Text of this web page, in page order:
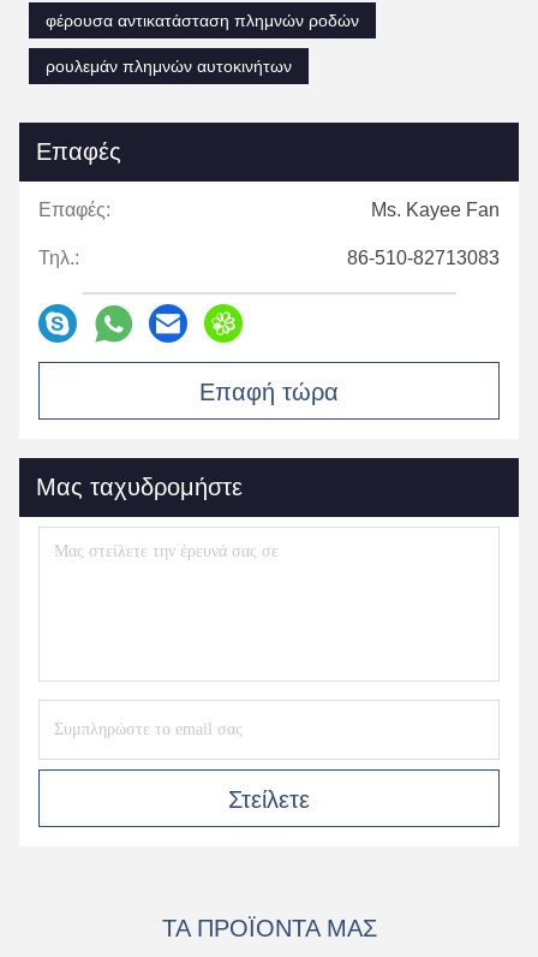
φέρουσα αντικατάσταση πλημνών ροδών
ρουλεμάν πλημνών αυτοκινήτων
Επαφές
Επαφές: Ms. Kayee Fan
Τηλ.: 86-510-82713083
Επαφή τώρα
Μας ταχυδρομήστε
Στείλετε
ΤΑ ΠΡΟΪΌΝΤΑ ΜΑΣ